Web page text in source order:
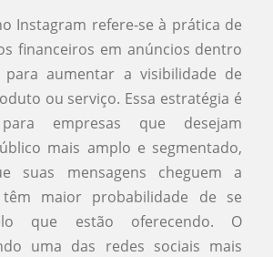
Instagram refere-se à prática de
financeiros em anúncios dentro
aumentar a visibilidade de
ou serviço. Essa estratégia é
empresas que desejam
mais amplo e segmentado,
suas mensagens cheguem a
maior probabilidade de se
que estão oferecendo. O
uma das redes sociais mais